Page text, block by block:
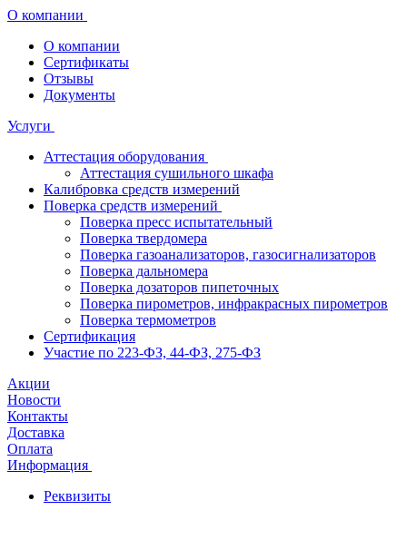
О компании
О компании
Сертификаты
Отзывы
Документы
Услуги
Аттестация оборудования
Аттестация сушильного шкафа
Калибровка средств измерений
Поверка средств измерений
Поверка пресс испытательный
Поверка твердомера
Поверка газоанализаторов, газосигнализаторов
Поверка дальномера
Поверка дозаторов пипеточных
Поверка пирометров, инфракрасных пирометров
Поверка термометров
Сертификация
Участие по 223-ФЗ, 44-ФЗ, 275-ФЗ
Акции
Новости
Контакты
Доставка
Оплата
Информация
Реквизиты